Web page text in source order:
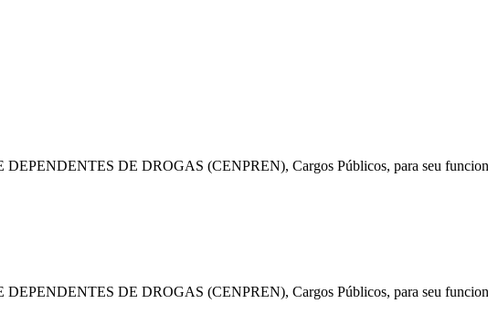
DE DROGAS (CENPREN), Cargos Públicos, para seu
DE DROGAS (CENPREN), Cargos Públicos, para seu